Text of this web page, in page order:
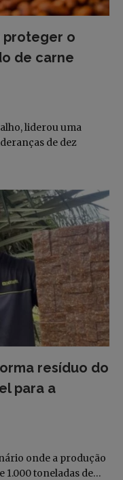
proteger o
de carne
liderou uma
de dez
resíduo do
para a
onde a produção
1.000 toneladas de…